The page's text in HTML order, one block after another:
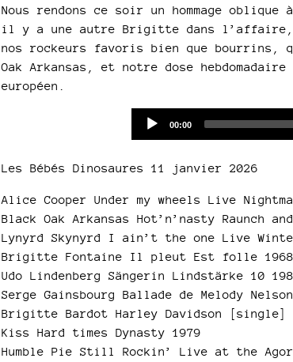
Nous rendons ce soir un hommage
il y a une autre Brigitte dans l’affaire,
nos rockeurs favoris bien que bourrins,
Oak Arkansas, et notre dose
européen.
Current
00:00
Les Bébés Dinosaures 11 janvier 2026
Alice Cooper Under my wheels Live
Black Oak Arkansas Hot’n’nasty Raunch
Lynyrd Skynyrd I ain’t the one Live
Brigitte Fontaine Il pleut Est folle 1968
Udo Lindenberg Sängerin Lindstärke 10
Serge Gainsbourg Ballade de Melody
Brigitte Bardot Harley Davidson [single]
Kiss Hard times Dynasty 1979
Humble Pie Still Rockin’ Live at the